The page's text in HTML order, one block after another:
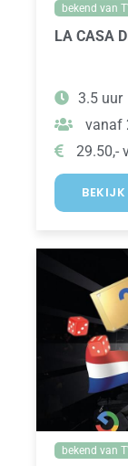
bekend van
LA CASA
3.5 uur
vanaf
29.50,-
BEKIJK
bekend van